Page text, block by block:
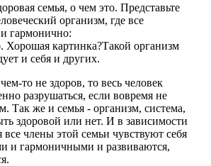
семья, о чем это. Представьте
организм, где все
гармонично:
Хорошая картинка?Такой организм
и себя и других.
то не здоров, то весь человек
разрушаться, если вовремя не
Так же и семья - организм, система,
здоровой или нет. И в зависимости
все члены этой семьи чувствуют себя
и гармоничными и развиваются,